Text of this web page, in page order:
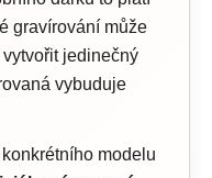
gravírování může
jedinečný
vybuduje
modelu